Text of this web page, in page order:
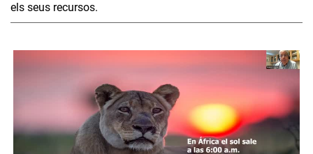
els seus recursos.